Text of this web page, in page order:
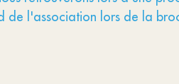
de l'association lors de la